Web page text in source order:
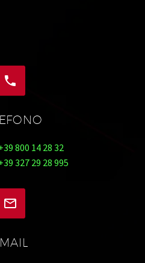


800 14 28 32
327 29 28 995

